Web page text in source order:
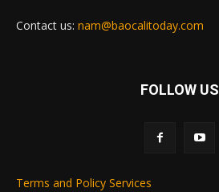
Contact us: nam@baocalitoday.com
FOLLOW US
Terms and Policy Services